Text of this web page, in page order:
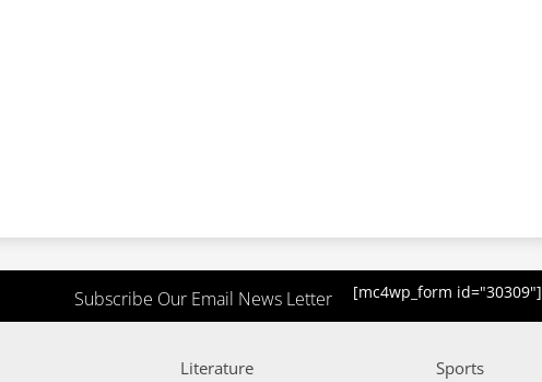
Subscribe Our Email News Letter [mc4wp_form id="30309"]
Literature
Sports